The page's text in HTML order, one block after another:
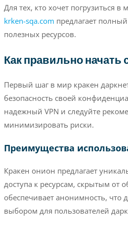
Для тех, кто хочет погрузиться в
krken-sqa.com предлагает
полезных ресурсов.
Как правильно начать
Первый шаг в мир кракен
безопасность своей
надежный VPN и следуйте
минимизировать риски.
Преимущества
Кракен онион предлагает
доступа к ресурсам, скрытым от
обеспечивает анонимность, что
выбором для пользователей